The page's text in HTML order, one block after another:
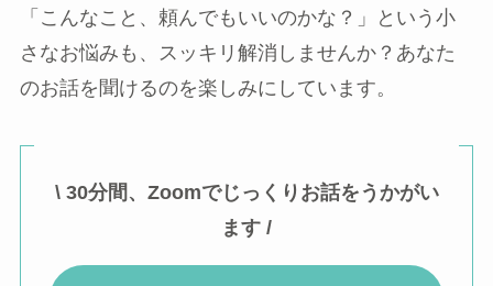
「こんなこと、頼んでもいいのかな？」という小
さなお悩みも、スッキリ解消しませんか？あなた
のお話を聞けるのを楽しみにしています。
\ 30分間、Zoomでじっくりお話をうかがい
ます /